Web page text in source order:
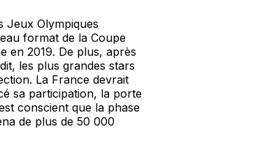
Jeux Olympiques
format de la Coupe
en 2019. De plus, après
les plus grandes stars
La France devrait
sa participation, la porte
conscient que la phase
de plus de 50 000